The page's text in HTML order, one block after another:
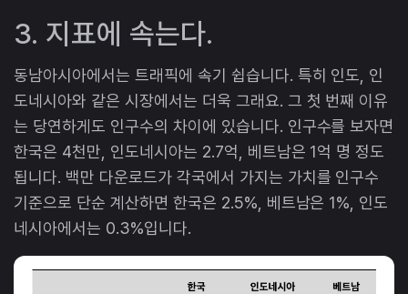
3. 지표에 속는다.
동남아시아에서는 트래픽에 속기 쉽습니다. 특히 인도, 인
도네시아와 같은 시장에서는 더욱 그래요. 그 첫 번째 이유
는 당연하게도 인구수의 차이에 있습니다. 인구수를 보자면
한국은 4천만, 인도네시아는 2.7억, 베트남은 1억 명 정도
됩니다. 백만 다운로드가 각국에서 가지는 가치를 인구수
기준으로 단순 계산하면 한국은 2.5%, 베트남은 1%, 인도
네시아에서는 0.3%입니다.